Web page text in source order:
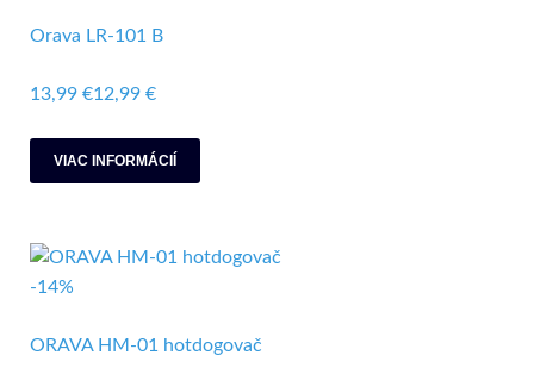
Orava LR-101 B
13,99 €12,99 €
VIAC INFORMÁCIÍ
-14%
ORAVA HM-01 hotdogovač